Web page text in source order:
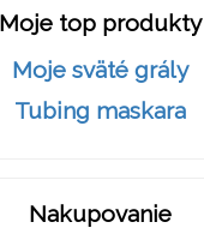
Moje top produkty
Moje sväté grály
Tubing maskara
Nakupovanie